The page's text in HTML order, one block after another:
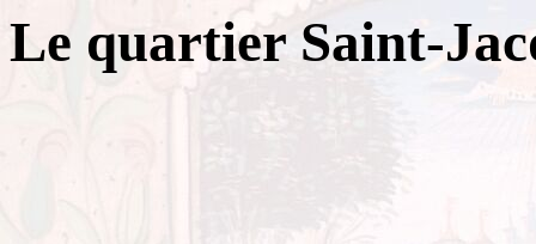
Le quartier Saint-